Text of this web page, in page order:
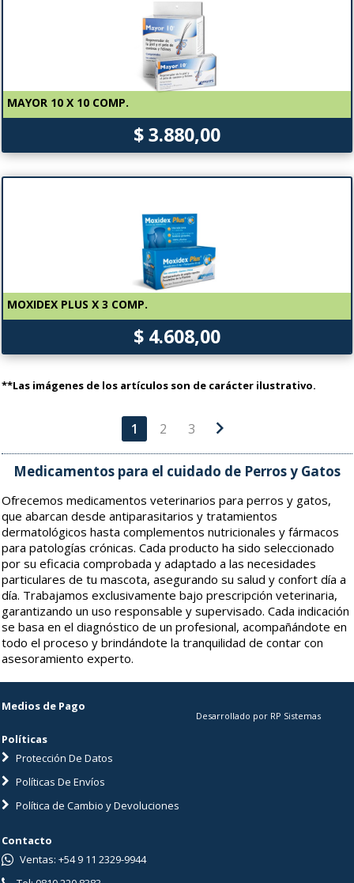
MAYOR 10 X 10 COMP.
$ 3.880,00
MOXIDEX PLUS X 3 COMP.
$ 4.608,00
**Las imágenes de los artículos son de carácter ilustrativo.
1 2 3 chevron_right
Medicamentos para el cuidado de Perros y Gatos
Ofrecemos medicamentos veterinarios para perros y gatos,
que abarcan desde antiparasitarios y tratamientos
dermatológicos hasta complementos nutricionales y fármacos
para patologías crónicas. Cada producto ha sido seleccionado
por su eficacia comprobada y adaptado a las necesidades
particulares de tu mascota, asegurando su salud y confort día a
día. Trabajamos exclusivamente bajo prescripción veterinaria,
garantizando un uso responsable y supervisado. Cada indicación
se basa en el diagnóstico de un profesional, acompañándote en
todo el proceso y brindándote la tranquilidad de contar con
asesoramiento experto.
Medios de Pago
Políticas
Protección De Datos
Políticas De Envíos
Política de Cambio y Devoluciones
Desarrollado por RP Sistemas
Contacto
Ventas: +54 9 11 2329-9944